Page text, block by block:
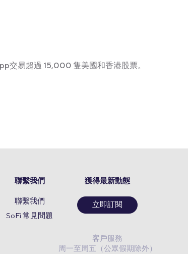
交易超過 15,000 隻美國和香港股票。
聯繫我們
聯繫我們
SoFi 常見問題
獲得最新動態
立即訂閱
客戶服務
周一至周五（公眾假期除外）